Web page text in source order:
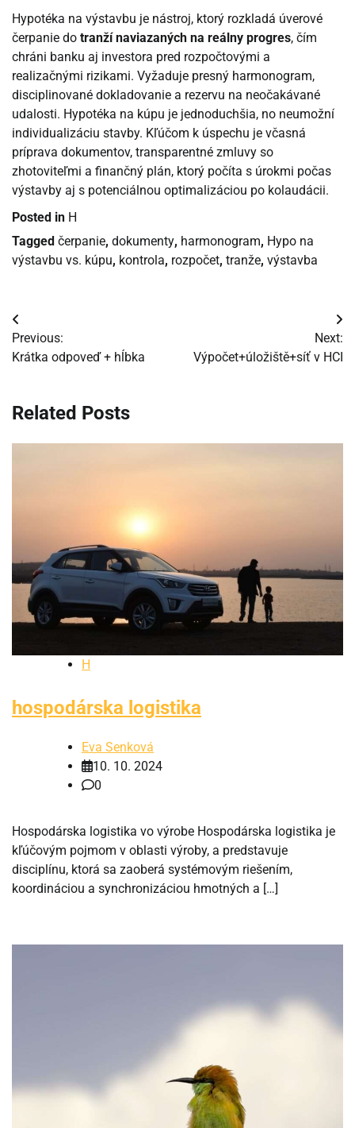
Hypotéka na výstavbu je nástroj, ktorý rozkladá úverové
čerpanie do tranží naviazaných na reálny progres, čím
chráni banku aj investora pred rozpočtovými a
realizačnými rizikami. Vyžaduje presný harmonogram,
disciplinované dokladovanie a rezervu na neočakávané
udalosti. Hypotéka na kúpu je jednoduchšia, no neumožní
individualizáciu stavby. Kľúčom k úspechu je včasná
príprava dokumentov, transparentné zmluvy so
zhotoviteľmi a finančný plán, ktorý počíta s úrokmi počas
výstavby aj s potenciálnou optimalizáciou po kolaudácii.
Posted in H
Tagged čerpanie, dokumenty, harmonogram, Hypo na
výstavbu vs. kúpu, kontrola, rozpočet, tranže, výstavba
Navigácia
v
Previous:
Krátka odpoveď + hĺbka
Next:
Výpočet+úložiště+síť v HCI
Related Posts
H
hospodárska logistika
Eva Senková
10. 10. 2024
0
Hospodárska logistika vo výrobe Hospodárska logistika je
kľúčovým pojmom v oblasti výroby, a predstavuje
disciplínu, ktorá sa zaoberá systémovým riešením,
koordináciou a synchronizáciou hmotných a […]